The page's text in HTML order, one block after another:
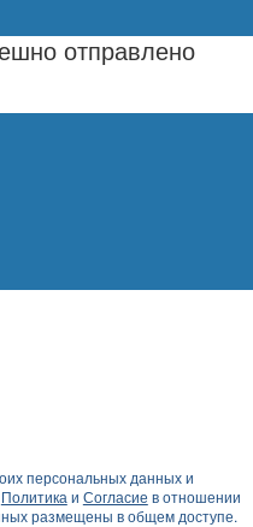
отправлено
персональных данных и
Политика и Согласие в отношении
размещены в общем доступе.